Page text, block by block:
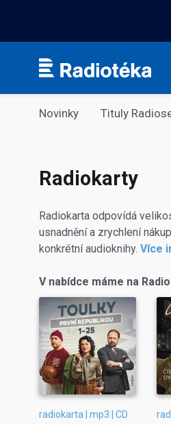
Kategorie
Novinky Tituly
Radiokarty
Radiokarta odpovídá
usnadnění a zrychlení
konkrétní audioknihy. Více
V nabídce máme na
radiokarta | mp3 | CD